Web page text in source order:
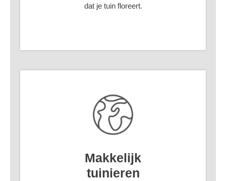
dat je tuin floreert.
Makkelijk
tuinieren